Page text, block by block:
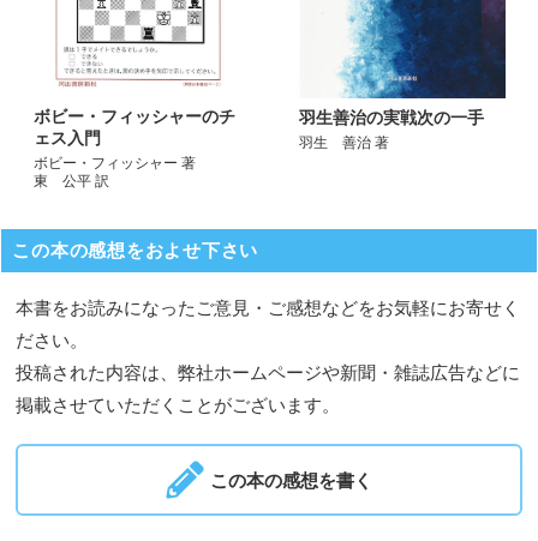
ボビー・フィッシャーのチ
ェス入門
ボビー・フィッシャー 著
東 公平 訳
羽生善治の実戦次の一手
羽生 善治 著
この本の感想をおよせ下さい
本書をお読みになったご意見・ご感想などをお気軽にお寄せく
ださい。
投稿された内容は、弊社ホームページや新聞・雑誌広告などに
掲載させていただくことがございます。
この本の感想を書く